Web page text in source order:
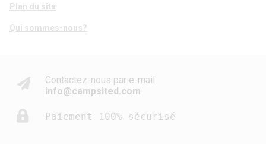
Plan du site
Qui sommes-nous?
Contactez-nous par e-mail
info@campsited.com
Paiement 100% sécurisé